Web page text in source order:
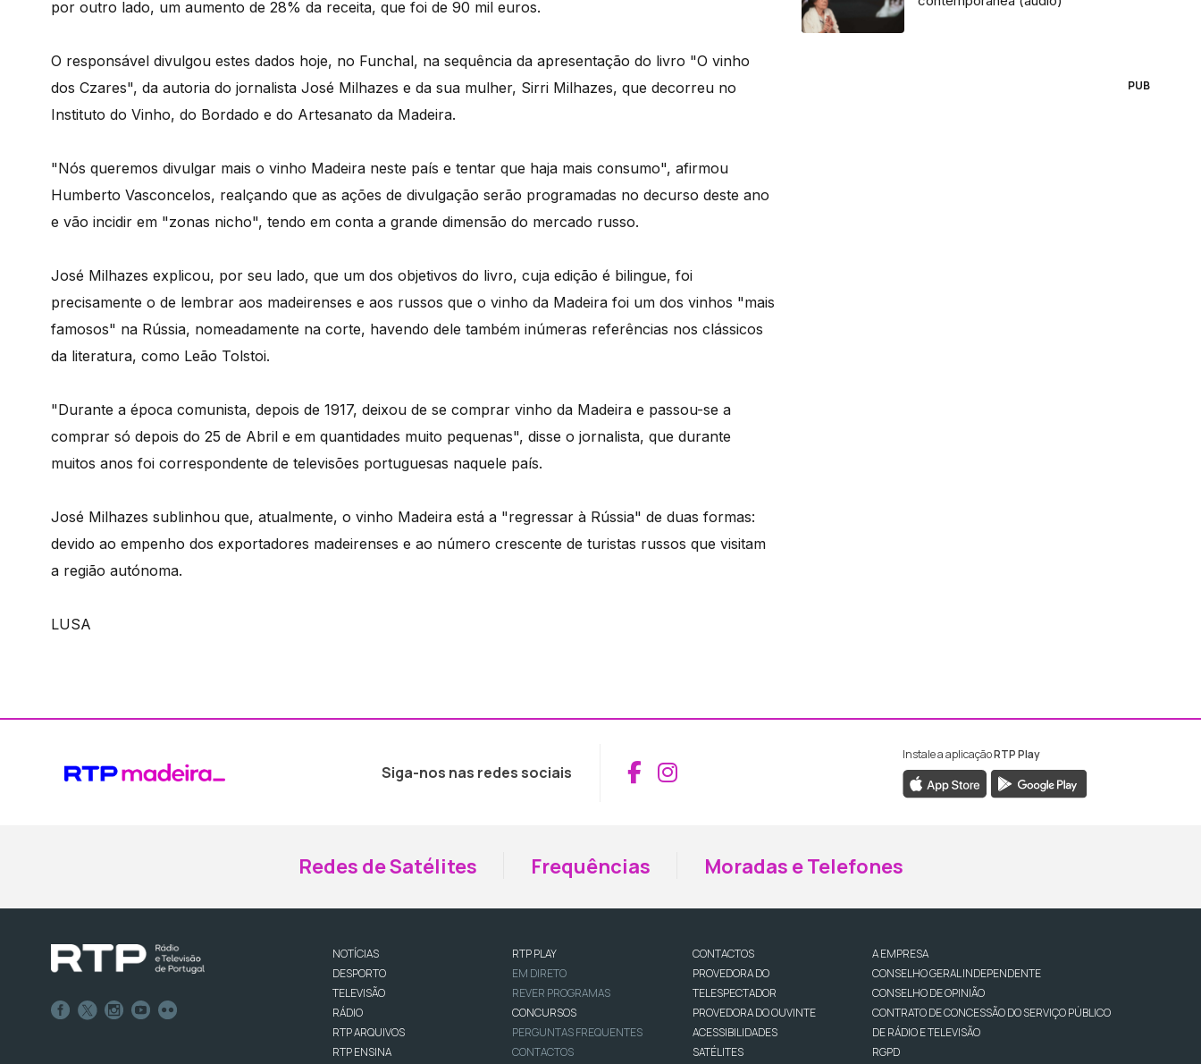
por outro lado, um aumento de 28% da receita, que foi de 90 mil euros.
O responsável divulgou estes dados hoje, no Funchal, na sequência da apresentação do livro "O vinho
dos Czares", da autoria do jornalista José Milhazes e da sua mulher, Sirri Milhazes, que decorreu no
Instituto do Vinho, do Bordado e do Artesanato da Madeira.
"Nós queremos divulgar mais o vinho Madeira neste país e tentar que haja mais consumo", afirmou
Humberto Vasconcelos, realçando que as ações de divulgação serão programadas no decurso deste ano
e vão incidir em "zonas nicho", tendo em conta a grande dimensão do mercado russo.
José Milhazes explicou, por seu lado, que um dos objetivos do livro, cuja edição é bilingue, foi
precisamente o de lembrar aos madeirenses e aos russos que o vinho da Madeira foi um dos vinhos "mais
famosos" na Rússia, nomeadamente na corte, havendo dele também inúmeras referências nos clássicos
da literatura, como Leão Tolstoi.
"Durante a época comunista, depois de 1917, deixou de se comprar vinho da Madeira e passou-se a
comprar só depois do 25 de Abril e em quantidades muito pequenas", disse o jornalista, que durante
muitos anos foi correspondente de televisões portuguesas naquele país.
José Milhazes sublinhou que, atualmente, o vinho Madeira está a "regressar à Rússia" de duas formas:
devido ao empenho dos exportadores madeirenses e ao número crescente de turistas russos que visitam
a região autónoma.
LUSA
PUB
Siga-nos nas redes sociais Aceder ao Facebook da RTP Madeira
Aceder ao Instagram da RTP Madeira
Instale a aplicaçãoRTP Play
Redes de Satélites Frequências Moradas e Telefones
NOTÍCIAS
DESPORTO
TELEVISÃO
RÁDIO
RTP ARQUIVOS
RTP ENSINA
RTP PLAY
EM DIRETO
REVER PROGRAMAS
CONCURSOS
PERGUNTAS FREQUENTES
CONTACTOS
CONTACTOS
PROVEDORA DO
TELESPECTADOR
PROVEDORA DO OUVINTE
ACESSIBILIDADES
SATÉLITES
A EMPRESA
CONSELHO GERAL INDEPENDENTE
CONSELHO DE OPINIÃO
CONTRATO DE CONCESSÃO DO SERVIÇO PÚBLICO
DE RÁDIO E TELEVISÃO
RGPD